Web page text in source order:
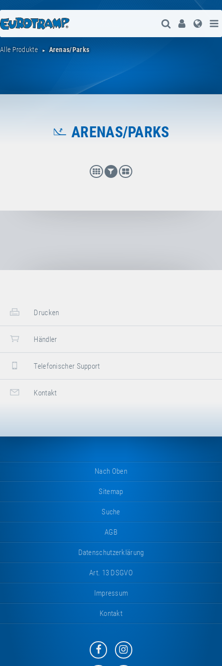
Suche
User
Alle Produkte Arenas/Parks
ARENAS/PARKS
Drucken
Händler
Telefonischer Support
Kontakt
Nach Oben
Sitemap
Suche
AGB
Datenschutzerklärung
Art. 13 DSGVO
Impressum
Kontakt
Eurotramp
auf
Eurotramp
auf